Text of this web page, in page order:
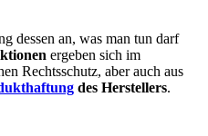
dessen an, was man tun darf
ergeben sich im
Rechtsschutz, aber auch aus
des Herstellers.